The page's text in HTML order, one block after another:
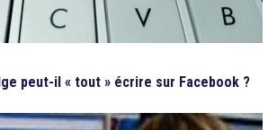
peut-il « tout » écrire sur Facebook ?